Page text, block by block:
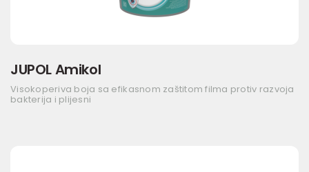
JUPOL Amikol
Visokoperiva boja sa efikasnom zaštitom filma protiv razvoja
bakterija i plijesni